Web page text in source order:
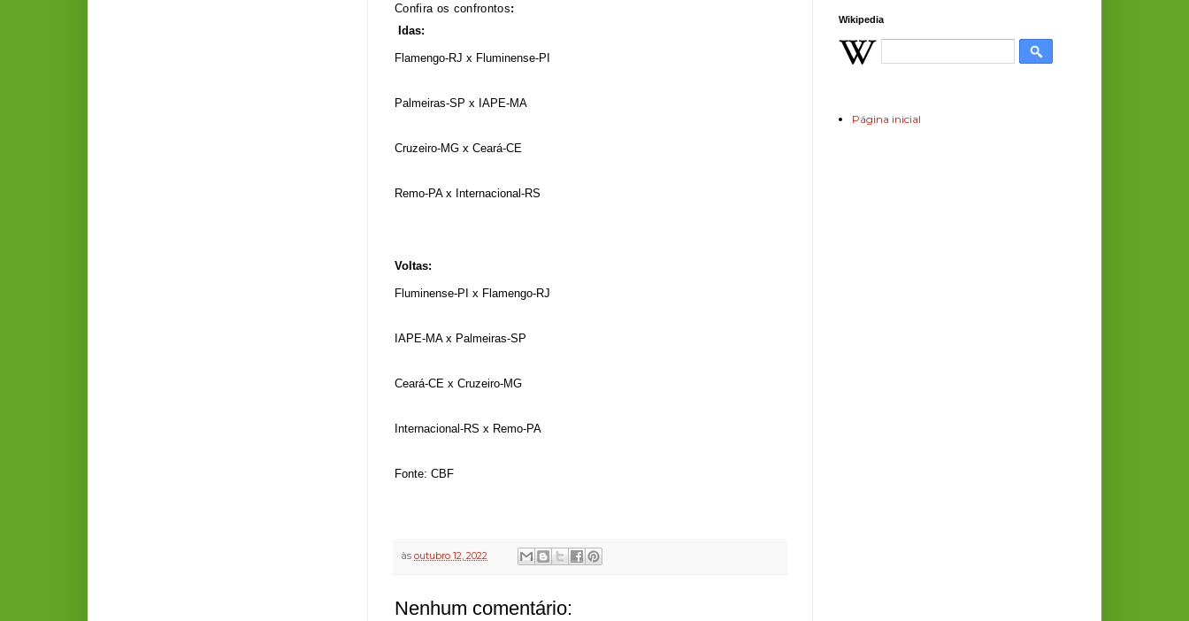
Confira os confrontos:
Idas:
Flamengo-RJ x Fluminense-PI
Palmeiras-SP x IAPE-MA
Cruzeiro-MG x Ceará-CE
Remo-PA x Internacional-RS
Voltas:
Fluminense-PI x Flamengo-RJ
IAPE-MA x Palmeiras-SP
Ceará-CE x Cruzeiro-MG
Internacional-RS x Remo-PA
Fonte: CBF
às outubro 12, 2022
Nenhum comentário:
Wikipedia
Página inicial